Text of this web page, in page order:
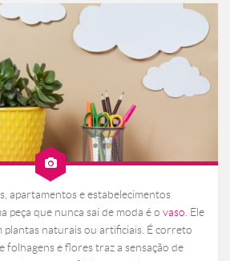
apartamentos e estabelecimentos
peça que nunca sai de moda é o vaso. Ele
plantas naturais ou artificiais. É correto
folhagens e flores traz a sensação de